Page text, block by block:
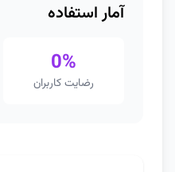
آمار استفاده
0%
رضایت کاربران